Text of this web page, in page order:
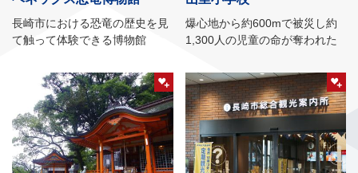
長崎市における恐竜の歴史を見
て触って体験できる博物館
爆心地から約600mで被災し約
1,300人の児童の命が奪われた